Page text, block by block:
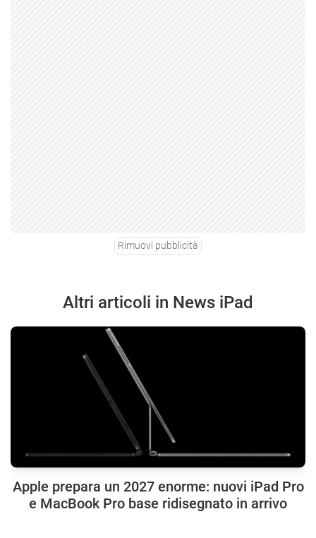
Rimuovi pubblicità
Altri articoli in News iPad
Apple prepara un 2027 enorme: nuovi iPad Pro
e MacBook Pro base ridisegnato in arrivo